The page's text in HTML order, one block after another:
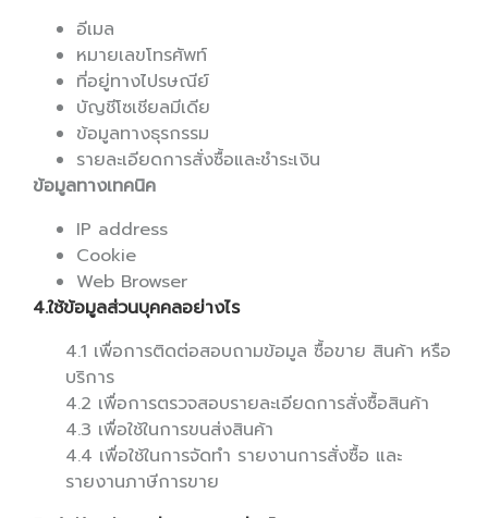
อีเมล
หมายเลขโทรศัพท์
ที่อยู่ทางไปรษณีย์
บัญชีโซเชียลมีเดีย
ข้อมูลทางธุรกรรม
รายละเอียดการสั่งซื้อและชำระเงิน
ข้อมูลทางเทคนิค
IP address
Cookie
Web Browser
4.ใช้ข้อมูลส่วนบุคคลอย่างไร
4.1 เพื่อการติดต่อสอบถามข้อมูล ซื้อขาย สินค้า หรือ
บริการ
4.2 เพื่อการตรวจสอบรายละเอียดการสั่งซื้อสินค้า
4.3 เพื่อใช้ในการขนส่งสินค้า
4.4 เพื่อใช้ในการจัดทำ รายงานการสั่งซื้อ และ
รายงานภาษีการขาย